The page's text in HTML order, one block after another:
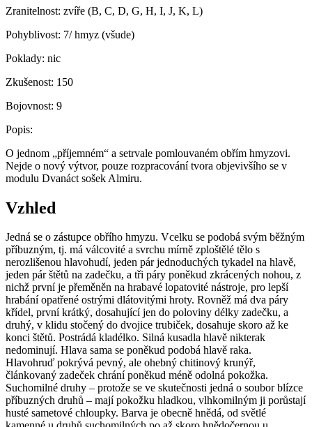
Zranitelnost: zvíře (B, C, D, G, H, I, J, K, L)
Pohyblivost: 7/ hmyz (všude)
Poklady: nic
Zkušenost: 150
Bojovnost: 9
Popis:
O jednom „příjemném“ a setrvale pomlouvaném obřím hmyzovi.
Nejde o nový výtvor, pouze rozpracování tvora objevivšího se v
modulu Dvanáct sošek Almiru.
Vzhled
Jedná se o zástupce obřího hmyzu. Vcelku se podobá svým běžným
příbuzným, tj. má válcovité a svrchu mírně zploštělé tělo s
nerozlišenou hlavohudí, jeden pár jednoduchých tykadel na hlavě,
jeden pár štětů na zadečku, a tři páry poněkud zkrácených nohou, z
nichž první je přeměněn na hrabavé lopatovité nástroje, pro lepší
hrabání opatřené ostrými dlátovitými hroty. Rovněž má dva páry
křídel, první krátký, dosahující jen do poloviny délky zadečku, a
druhý, v klidu stočený do dvojice trubiček, dosahuje skoro až ke
konci štětů. Postrádá kladélko. Silná kusadla hlavě nikterak
nedominují. Hlava sama se poněkud podobá hlavě raka.
Hlavohruď pokrývá pevný, ale ohebný chitinový krunýř,
článkovaný zadeček chrání poněkud méně odolná pokožka.
Suchomilné druhy – protože se ve skutečnosti jedná o soubor blízce
příbuzných druhů – mají pokožku hladkou, vlhkomilným ji porůstají
husté sametové chloupky. Barva je obecně hnědá, od světlé